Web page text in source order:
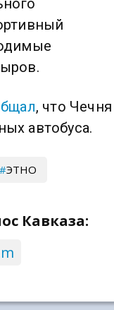
, что Чечня
автобуса.
ЭТНО
Кавказа: